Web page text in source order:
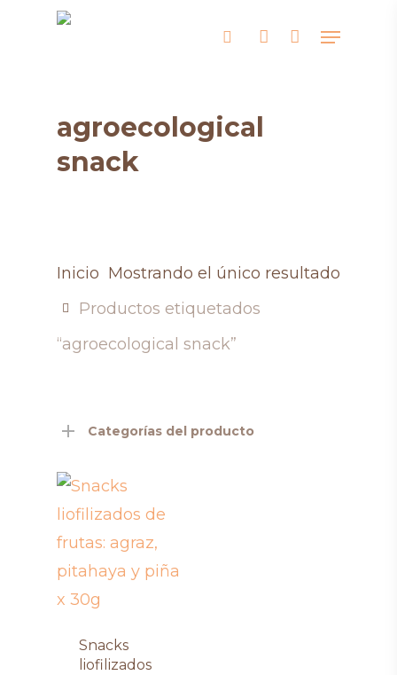
searchaccount
Menu
agroecological
snack
Mostrando el único resultado
Inicio
Productos etiquetados
“agroecological snack”
Categorías del producto
Snacks
liofilizados